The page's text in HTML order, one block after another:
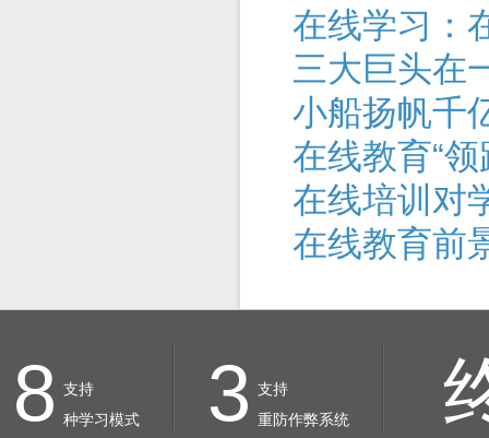
在线学习：
三大巨头在
小船扬帆千
在线教育“领
在线培训对
在线教育前
8 支持
种学习模式
3 支持
重防作弊系统